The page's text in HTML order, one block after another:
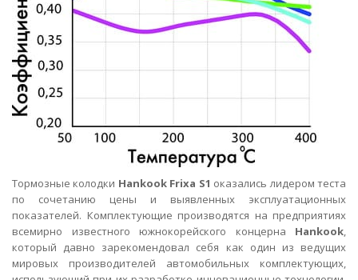
Тормозные колодки Hankook Frixa S1 оказались лидером теста
по сочетанию цены и выявленных эксплуатационных
показателей. Комплектующие производятся на предприятиях
всемирно известного южнокорейского концерна Hankook,
который давно зарекомендовал себя как один из ведущих
мировых производителей автомобильных комплектующих,